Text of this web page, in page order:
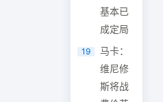
基本已
成定局
19
马卡：
维尼修
斯将战